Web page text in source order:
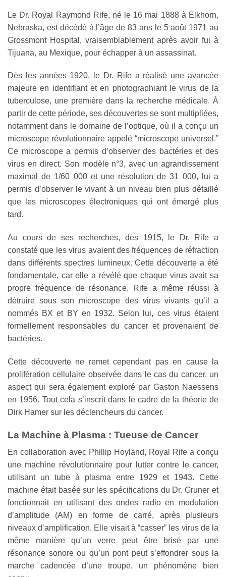
Le Dr. Royal Raymond Rife, né le 16 mai 1888 à Elkhorn,
Nebraska, est décédé à l’âge de 83 ans le 5 août 1971 au
Grossmont Hospital, vraisemblablement après avoir fui à
Tijuana, au Mexique, pour échapper à un assassinat.
Dès les années 1920, le Dr. Rife a réalisé une avancée
majeure en identifiant et en photographiant le virus de la
tuberculose, une première dans la recherche médicale. À
partir de cette période, ses découvertes se sont multipliées,
notamment dans le domaine de l’optique, où il a conçu un
microscope révolutionnaire appelé “microscope universel.”
Ce microscope a permis d’observer des bactéries et des
virus en direct. Son modèle n°3, avec un agrandissement
maximal de 1/60 000 et une résolution de 31 000, lui a
permis d’observer le vivant à un niveau bien plus détaillé
que les microscopes électroniques qui ont émergé plus
tard.
Au cours de ses recherches, dès 1915, le Dr. Rife a
constaté que les virus avaient des fréquences de réfraction
dans différents spectres lumineux. Cette découverte a été
fondamentale, car elle a révélé que chaque virus avait sa
propre fréquence de résonance. Rife a même réussi à
détruire sous son microscope des virus vivants qu’il a
nommés BX et BY en 1932. Selon lui, ces virus étaient
formellement responsables du cancer et provenaient de
bactéries.
Cette découverte ne remet cependant pas en cause la
prolifération cellulaire observée dans le cas du cancer, un
aspect qui sera également exploré par Gaston Naessens
en 1956. Tout cela s’inscrit dans le cadre de la théorie de
Dirk Hamer sur les déclencheurs du cancer.
La Machine à Plasma : Tueuse de Cancer
En collaboration avec Phillip Hoyland, Royal Rife a conçu
une machine révolutionnaire pour lutter contre le cancer,
utilisant un tube à plasma entre 1929 et 1943. Cette
machine était basée sur les spécifications du Dr. Gruner et
fonctionnait en utilisant des ondes radio en modulation
d’amplitude (AM) en forme de carré, après plusieurs
niveaux d’amplification. Elle visait à “casser” les virus de la
même manière qu’un verre peut être brisé par une
résonance sonore ou qu’un pont peut s’effondrer sous la
marche cadencée d’une troupe, un phénomène bien